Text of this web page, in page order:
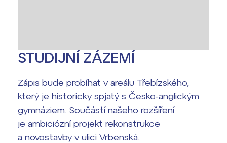
STUDIJNÍ ZÁZEMÍ
Zápis bude probíhat v areálu Třebízského,
který je historicky spjatý s Česko-anglickým
gymnáziem. Součástí našeho rozšíření
je ambiciózní projekt rekonstrukce
a novostavby v ulici Vrbenská.